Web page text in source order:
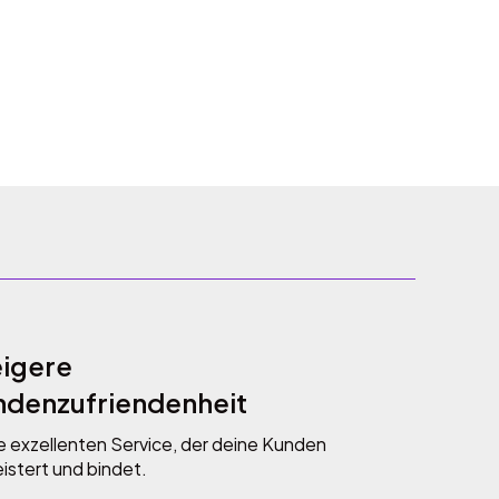
exzellenten Service, der deine Kunden
und bindet.